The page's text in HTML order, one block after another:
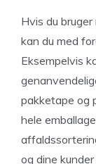
Hvis du
kan du med
Eksempelvis
pakketape og
hele
og dine